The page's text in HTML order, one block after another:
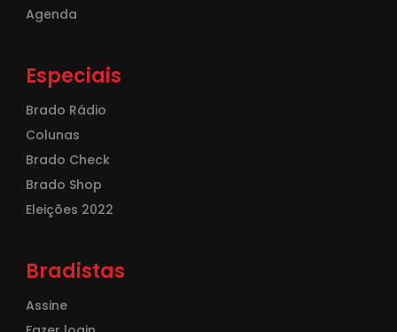
Agenda
Especiais
Brado Rádio
Colunas
Brado Check
Brado Shop
Eleições 2022
Bradistas
Assine